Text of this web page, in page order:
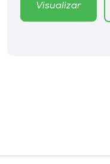
Editora
Visualizar